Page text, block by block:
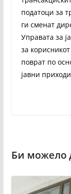
податоци за
ги сменат
Управата за
за
поврат по
јавни